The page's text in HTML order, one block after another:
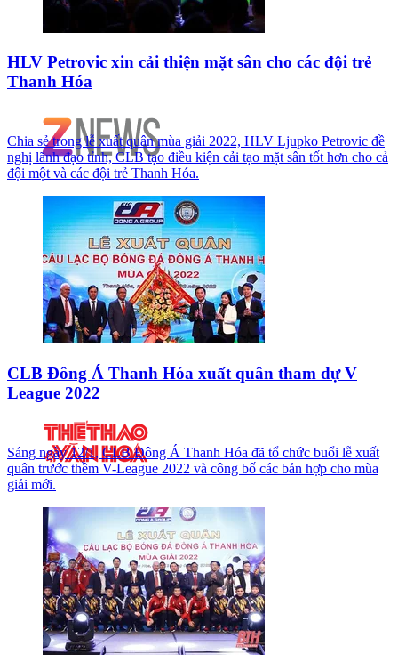
HLV Petrovic xin cải thiện mặt sân cho các đội trẻ
Thanh Hóa
Chia sẻ trong lễ xuất quân mùa giải 2022, HLV Ljupko Petrovic đề
nghị lãnh đạo tỉnh, CLB tạo điều kiện cải tạo mặt sân tốt hơn cho cả
đội một và các đội trẻ Thanh Hóa.
CLB Đông Á Thanh Hóa xuất quân tham dự V
League 2022
Sáng ngày 12/1, CLB Đông Á Thanh Hóa đã tổ chức buổi lễ xuất
quân trước thềm V-League 2022 và công bố các bản hợp cho mùa
giải mới.